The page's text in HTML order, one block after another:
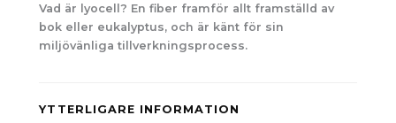
Vad är lyocell? En fiber framför allt framställd av
bok eller eukalyptus, och är känt för sin
miljövänliga tillverkningsprocess.
YTTERLIGARE INFORMATION